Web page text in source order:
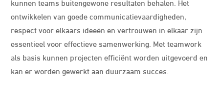
ontwikkelen van goede communicatievaardigheden,
respect voor elkaars ideeën en vertrouwen in elkaar zijn
essentieel voor effectieve samenwerking. Met teamwork
als basis kunnen projecten efficiënt worden uitgevoerd en
kan er worden gewerkt aan duurzaam succes.